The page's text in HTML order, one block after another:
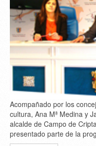
Acompañado por los
cultura, Ana Mª Medina y
alcalde de Campo de
presentado parte de la